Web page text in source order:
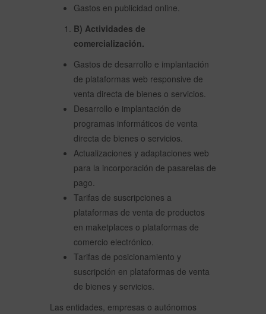
Gastos en publicidad online.
B) Actividades de
comercialización.
Gastos de desarrollo e implantación
de plataformas web responsive de
venta directa de bienes o servicios.
Desarrollo e implantación de
programas informáticos de venta
directa de bienes o servicios.
Actualizaciones y adaptaciones web
para la incorporación de pasarelas de
pago.
Tarifas de suscripciones a
plataformas de venta de productos
en maketplaces o plataformas de
comercio electrónico.
Tarifas de posicionamiento y
suscripción en plataformas de venta
de bienes y servicios.
Las entidades, empresas o autónomos